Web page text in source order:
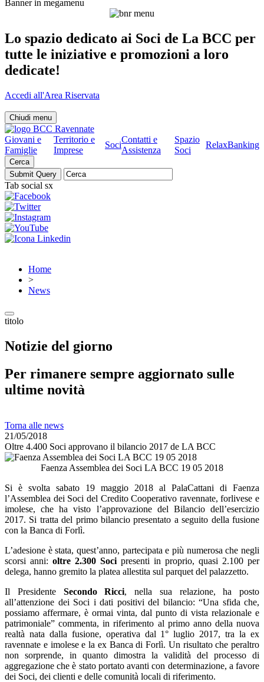
Banner in megamenu
Lo spazio dedicato ai Soci de La BCC per
tutte le iniziative e promozioni a loro
dedicate!
Accedi all'Area Riservata
Chiudi menu
Giovani e
Famiglie
Territorio e
Imprese
Soci
Contatti e
Assistenza
Spazio
Soci
RelaxBanking
Cerca
Tab social sx
Home
>
News
titolo
Notizie del giorno
Per rimanere sempre aggiornato sulle
ultime novità
Torna alle news
21/05/2018
Oltre 4.400 Soci approvano il bilancio 2017 de LA BCC
Faenza Assemblea dei Soci LA BCC 19 05 2018
Si è svolta sabato 19 maggio 2018 al PalaCattani di Faenza
l’Assemblea dei Soci del Credito Cooperativo ravennate, forlivese e
imolese, che ha visto l’approvazione del Bilancio dell’esercizio
2017. Si tratta del primo bilancio presentato a seguito della fusione
con la Banca di Forlì.
L’adesione è stata, quest’anno, partecipata e più numerosa che negli
scorsi anni: oltre 2.300 Soci presenti in proprio, quasi 2.100 per
delega, hanno gremito la platea allestita sul parquet del palazzetto.
Il Presidente Secondo Ricci, nella sua relazione, ha posto
all’attenzione dei Soci i dati positivi del bilancio: “Una sfida che,
possiamo affermare, è ormai vinta, dal punto di vista relazionale e
patrimoniale” commenta, in riferimento al primo anno della nuova
realtà nata dalla fusione, operativa dal 1° luglio 2017, tra la ex
ravennate e imolese e la ex Banca di Forlì. Un risultato che peraltro
non sorprende, in quanto dimostra la validità del processo di
aggregazione che è stato portato avanti con determinazione, a favore
dei Soci, dei clienti e delle comunità locali di riferimento.